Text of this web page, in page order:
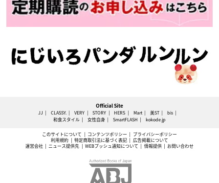
Official Site
JJ CLASSY. VERY STORY HERS Mart 美ST
bis
和食スタイル
女性自身 SmartFLASH kokode.jp
このサイトについて コンテンツポリシー
プライバシーポリシー
利用規約
特定商取引法に基づく表記
広告掲載について
運営会社
ニュース提供先 WEBプッシュ通知について 情報提供 お問い合わせ